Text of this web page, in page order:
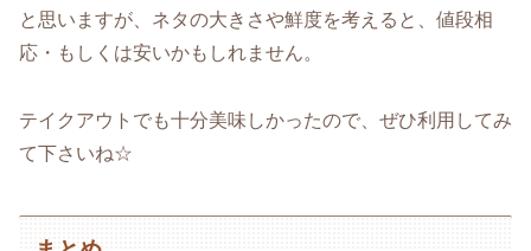
と思いますが、ネタの大きさや鮮度を考えると、値段相
応・もしくは安いかもしれません。
テイクアウトでも十分美味しかったので、ぜひ利用してみ
て下さいね☆